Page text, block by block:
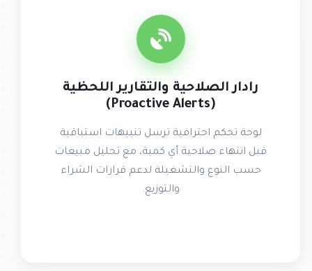
رادار الصلاحية والتقارير اللحظية
(Proactive Alerts)
لوحة تحكم احترافية ترسل تنبيهات استباقية
قبل انتهاء صلاحية أي كمية، مع تحليل مبيعات
حسب النوع والتشغيلة لدعم قرارات الشراء
والتوزيع.